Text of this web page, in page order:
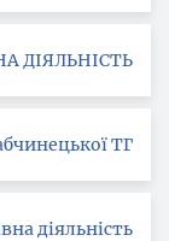
РЕГУЛЯТОРНА ДІЯЛЬНІСТЬ
ТГ
діяльність